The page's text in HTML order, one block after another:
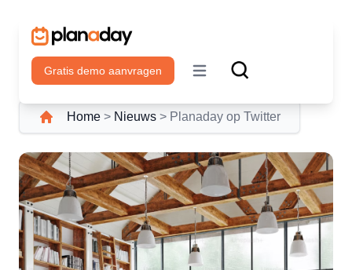
Gratis demo aanvragen
Open main menu
Home > Nieuws > Planaday op Twitter